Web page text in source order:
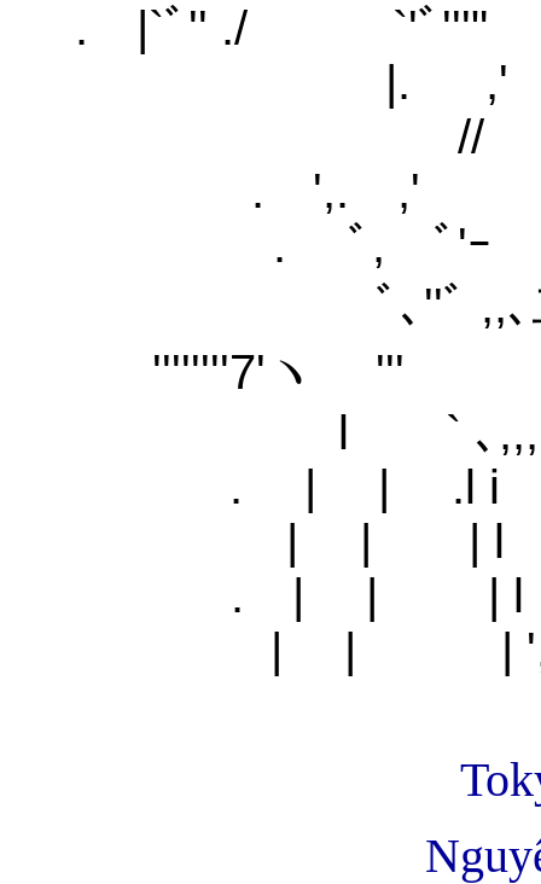
. |`ﾞ'' ./
. ',.
. ﾞ,
ﾞ､''ﾞ
''''''''7'ヽ '''
l ` ､
. | |
| | |
. | |
| | |